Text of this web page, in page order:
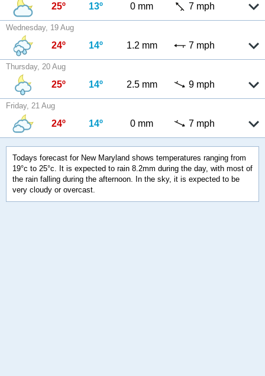
25º 13º 0 mm 7 mph
Wednesday, 19 Aug
24º 14º 1.2 mm 7 mph
Thursday, 20 Aug
25º 14º 2.5 mm 9 mph
Friday, 21 Aug
24º 14º 0 mm 7 mph
Todays forecast for New Maryland shows temperatures ranging from
19°c to 25°c. It is expected to rain 8.2mm during the day, with most of
the rain falling during the afternoon. In the sky, it is expected to be
very cloudy or overcast.